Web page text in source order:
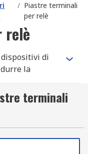
/ Piastre terminali
per relè
relè
di
la
per
terminali